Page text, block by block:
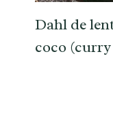
Dahl de
coco